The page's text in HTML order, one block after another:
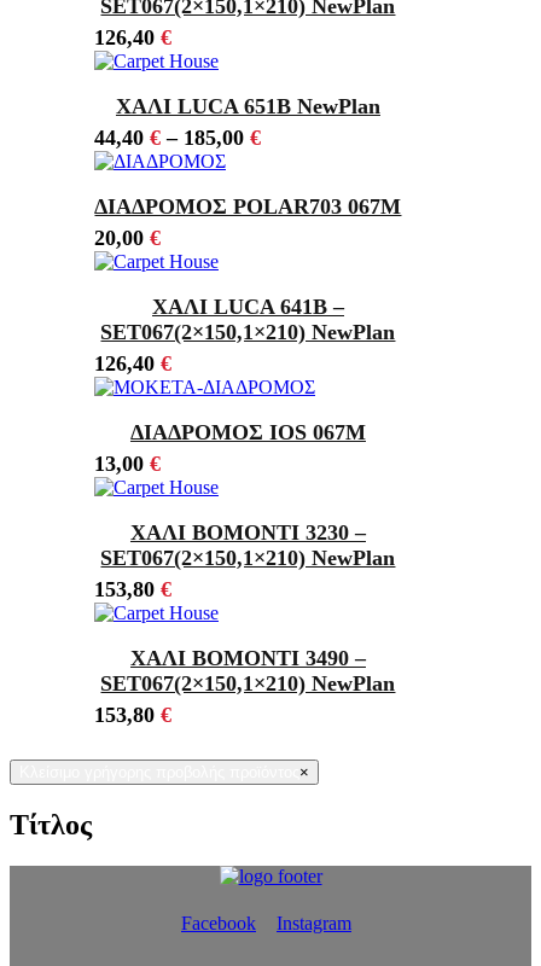
SET067(2×150,1×210) NewPlan
126,40 €
ΧΑΛΙ LUCA 651B NewPlan
44,40 €– 185,00 €
ΔΙΑΔΡΟΜΟΣ POLAR703 067M
20,00 €
ΧΑΛΙ LUCA 641Β –
SET067(2×150,1×210) NewPlan
126,40 €
ΔΙΑΔΡΟΜΟΣ IOS 067M
13,00 €
ΧΑΛΙ BOMONTI 3230 –
SET067(2×150,1×210) NewPlan
153,80 €
ΧΑΛΙ BOMONTI 3490 –
SET067(2×150,1×210) NewPlan
153,80 €
×
Τίτλος
Facebook Instagram